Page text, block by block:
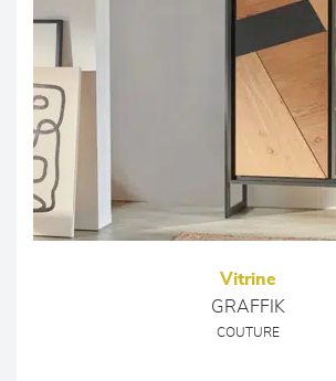
Vitrine
GRAFFIK
COUTURE